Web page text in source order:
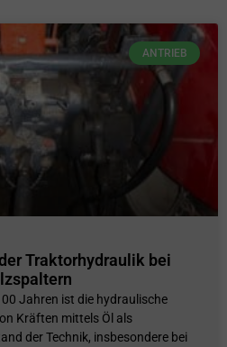
ANTRIEB
Traktorhydraulik bei
Jahren ist die hydraulische
Kräften mittels Öl als
der Technik, insbesondere bei